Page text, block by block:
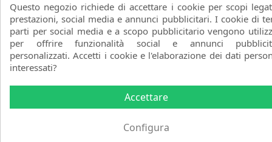
Dal seme del frutto del Baobab, definito
l’Albero della Vita, si estrae questo Olio
ricchissimo di Proteine, Vitamina A, D, E, C
(circa 6 volte di più che nella polpa d’arancio),
B1, B2, PP ed innumerevoli Minerali.
Packaging Certificato COMPOSTABILE, si
nell’ambiente senza lasciare residui tossici.
BEHENTRIMONIUM CHLORIDE, ADANSONIA
Questo negozio richiede di accettare i cookie per scopi
prestazioni, social media e annunci pubblicitari. I cookie di
parti per social media e a scopo pubblicitario vengono
per offrire funzionalità social e annunci
personalizzati. Accetti i cookie e l'elaborazione dei dati
interessati?
Accettare
Configura